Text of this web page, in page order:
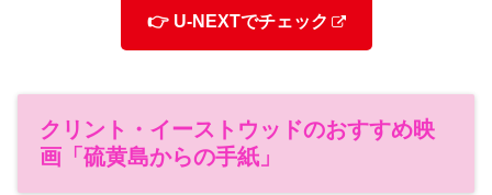
👉 U-NEXTでチェック
クリント・イーストウッドのおすすめ映
画「硫黄島からの手紙」